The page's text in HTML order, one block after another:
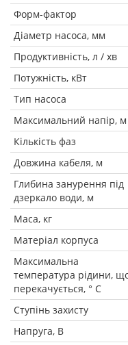
Форм-фактор
Діаметр насоса, мм
Продуктивність, л / хв
Потужність, кВт
Тип насоса
Максимальний напір, м
Кількість фаз
Довжина кабеля, м
Глибина занурення під
дзеркало води, м
Маса, кг
Матеріал корпуса
Максимальна
температура рідини,
перекачується, ° C
Ступінь захисту
Напруга, В